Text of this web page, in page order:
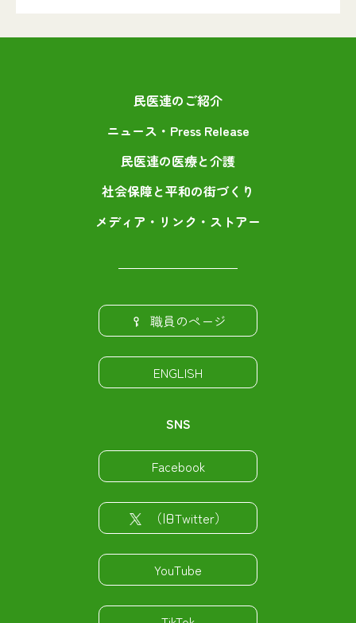
民医連のご紹介
ニュース・Press Release
民医連の医療と介護
社会保障と平和の街づくり
メディア・リンク・ストアー
職員のページ
ENGLISH
SNS
Facebook
（旧Twitter）
YouTube